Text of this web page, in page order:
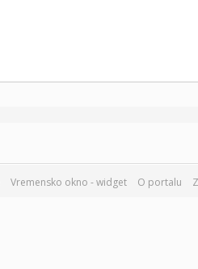
Vremensko okno - widget O portalu